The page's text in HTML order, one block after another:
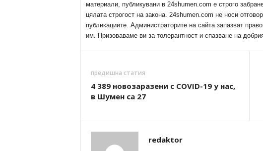
материали, публикувани в 24shumen.com е строго
цялата строгост на закона. 24shumen.com не носи
публикациите. Администраторите на сайта запазват
им. Призоваваме ви за толерантност и спазване на
предишна статия
4 389 новозаразени с COVID-19 у нас,
в Шумен са 27
redaktor